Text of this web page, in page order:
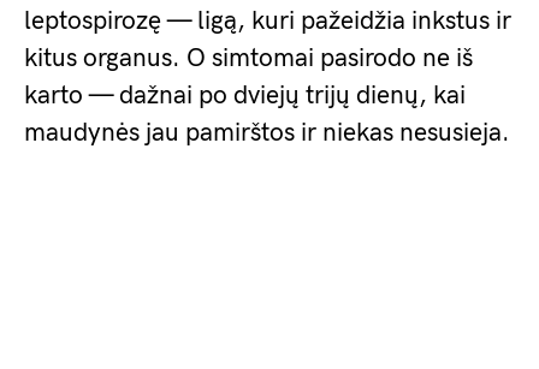
leptospirozę — ligą, kuri pažeidžia inkstus ir
kitus organus. O simtomai pasirodo ne iš
karto — dažnai po dviejų trijų dienų, kai
maudynės jau pamirštos ir niekas nesusieja.